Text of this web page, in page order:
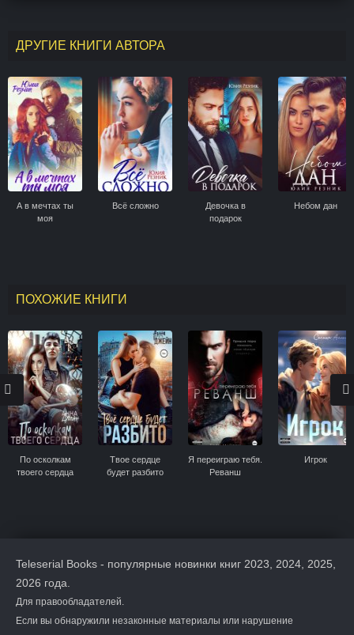
ДРУГИЕ КНИГИ АВТОРА
А в мечтах ты
моя
Всё сложно
Девочка в
подарок
Небом дан
ПОХОЖИЕ КНИГИ
По осколкам
твоего сердца
Твое сердце
будет разбито
Я переиграю тебя.
Реванш
Игрок
Teleserial Books - популярные новинки книг 2023, 2024, 2025,
2026 года.
Для правообладателей.
Если вы обнаружили незаконные материалы или нарушение